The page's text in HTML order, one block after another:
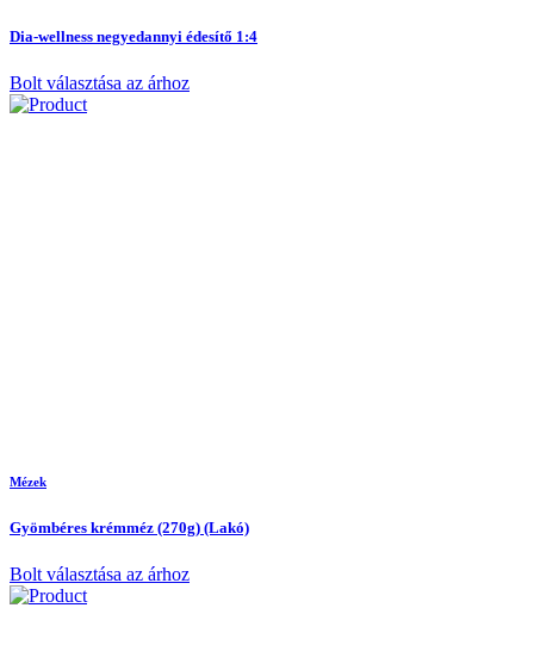
Dia-wellness negyedannyi édesítő 1:4
Bolt választása az árhoz
Mézek
Gyömbéres krémméz (270g) (Lakó)
Bolt választása az árhoz